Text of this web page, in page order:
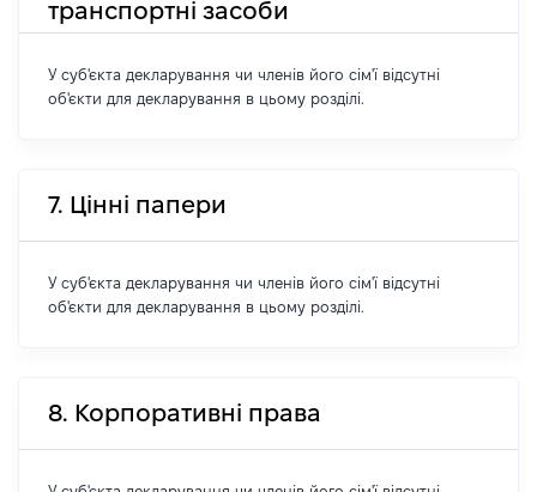
транспортні засоби
У суб'єкта декларування чи членів його сім'ї відсутні
об'єкти для декларування в цьому розділі.
7. Цінні папери
У суб'єкта декларування чи членів його сім'ї відсутні
об'єкти для декларування в цьому розділі.
8. Корпоративні права